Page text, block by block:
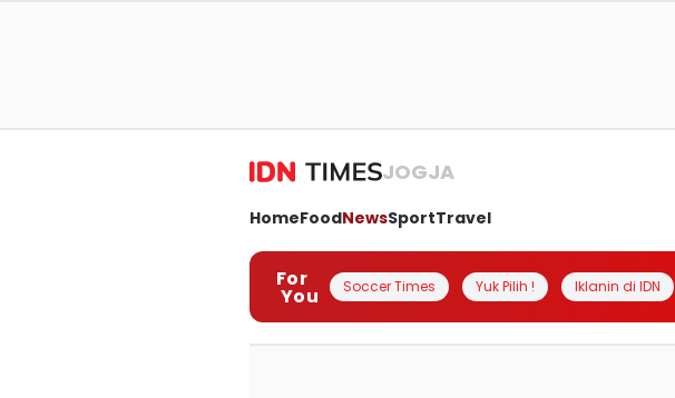
JOGJA
HomeFoodNewsSportTravel
For
You Soccer Times Yuk Pilih ! Iklanin di IDN